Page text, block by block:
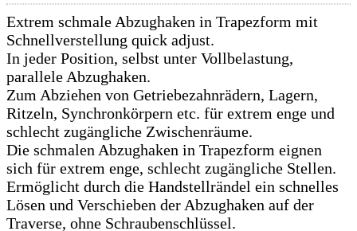
Extrem schmale Abzughaken in Trapezform mit
Schnellverstellung quick adjust.
In jeder Position, selbst unter Vollbelastung,
parallele Abzughaken.
Zum Abziehen von Getriebezahnrädern, Lagern,
Ritzeln, Synchronkörpern etc. für extrem enge und
schlecht zugängliche Zwischenräume.
Die schmalen Abzughaken in Trapezform eignen
sich für extrem enge, schlecht zugängliche Stellen.
Ermöglicht durch die Handstellrändel ein schnelles
Lösen und Verschieben der Abzughaken auf der
Traverse, ohne Schraubenschlüssel.